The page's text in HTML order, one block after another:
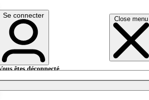
Close menu
English
Deutsch
Se connecter
êtes déconnecté.